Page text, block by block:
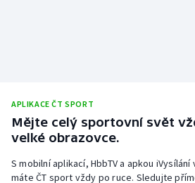
APLIKACE ČT SPORT
Mějte celý sportovní svět
velké obrazovce.
S mobilní aplikací, HbbTV a apkou
máte ČT sport vždy po ruce. Sledujte